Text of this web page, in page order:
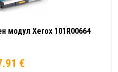
модул Xerox 101R00664
€